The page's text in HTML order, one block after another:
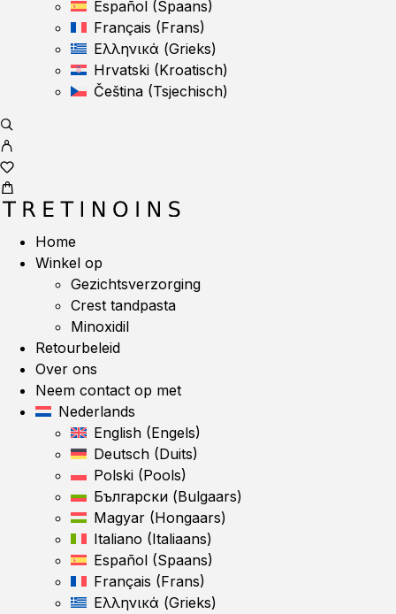
Español (Spaans)
Français (Frans)
Ελληνικά (Grieks)
Hrvatski (Kroatisch)
Čeština (Tsjechisch)
Home
Winkel op
Gezichtsverzorging
Crest tandpasta
Minoxidil
Retourbeleid
Over ons
Neem contact op met
Nederlands
English (Engels)
Deutsch (Duits)
Polski (Pools)
Български (Bulgaars)
Magyar (Hongaars)
Italiano (Italiaans)
Español (Spaans)
Français (Frans)
Ελληνικά (Grieks)